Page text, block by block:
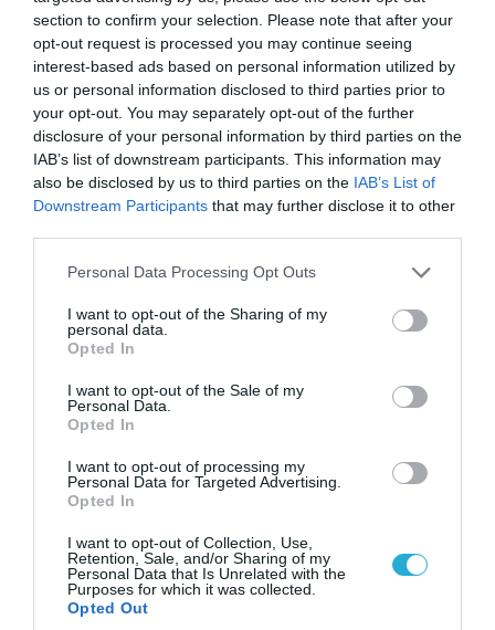
section to confirm your selection. Please note that after your
opt-out request is processed you may continue seeing
interest-based ads based on personal information utilized by
us or personal information disclosed to third parties prior to
your opt-out. You may separately opt-out of the further
disclosure of your personal information by third parties on the
IAB’s list of downstream participants. This information may
also be disclosed by us to third parties on the IAB’s List of
Downstream Participants that may further disclose it to other
Please note that this website/app uses one or more Google
not limited to your visit or usage behaviour. You may click to
grant or deny consent to Google and its third-party tags to
use your data for below specified purposes in below Google
consent section.
Personal Data Processing Opt Outs
I want to opt-out of the Sharing of my
personal data.
Opted In
I want to opt-out of the Sale of my
Personal Data.
Opted In
I want to opt-out of processing my
Personal Data for Targeted Advertising.
Opted In
I want to opt-out of Collection, Use,
Retention, Sale, and/or Sharing of my
Personal Data that Is Unrelated with the
Purposes for which it was collected.
Opted Out
President Trump in South Carolina: "Putin
came out and he said 'I'd much rather have
Biden be president'… That's a war that never
would've happened if I was president. Under
the Trump administration, we will return to
peace through strength."
pic.twitter.com/E4HoDSvBsG
— MAGA War Room (@MAGAIncWarRoom)
ΝΑΤΟ
ΣΧΟΛΙΑΣΤΕ ΤΟ ΑΡΘΡΟ